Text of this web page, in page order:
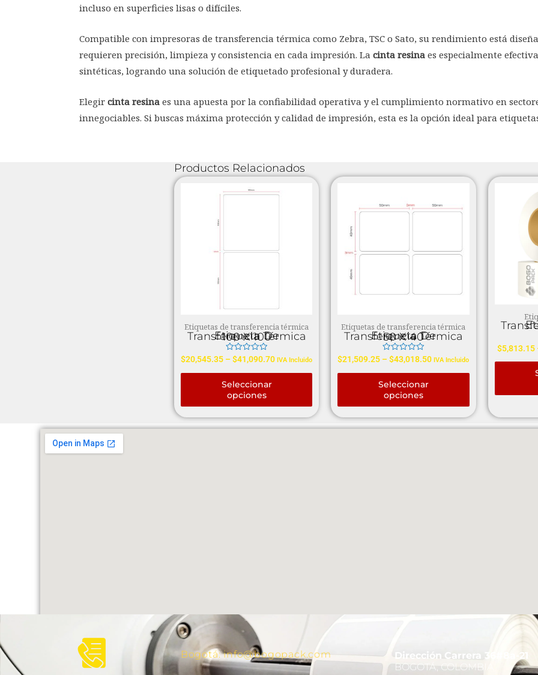
incluso en superficies lisas o difíciles.
Compatible con impresoras de transferencia térmica como Zebra, TSC o Sato, su rendimiento está
requieren precisión, limpieza y consistencia en cada impresión. La cinta resina es especialmente
sintéticas, logrando una solución de etiquetado profesional y duradera.
Elegir cinta resina es una apuesta por la confiabilidad operativa y el cumplimiento normativo en
innegociables. Si buscas máxima protección y calidad de impresión, esta es la opción ideal para
Productos Relacionados
Etiquetas de transferencia térmica
Etiqueta De Transferencia Térmica 100 X 100
Valorado
en
0
de
5
$20,545.35 – $41,090.70 IVA Incluido
Seleccionar
opciones
Etiquetas de transferencia térmica
Etiqueta De Transferencia Térmica 50 X 40
Valorado
en
0
de
5
$21,509.25 – $43,018.50 IVA Incluido
Seleccionar
opciones
Etiquetas
$5,813.15
Bogotá: info@bogopack.com Dirección Carrera 36#8a-21
BOGOTÁ, COLOMBIA